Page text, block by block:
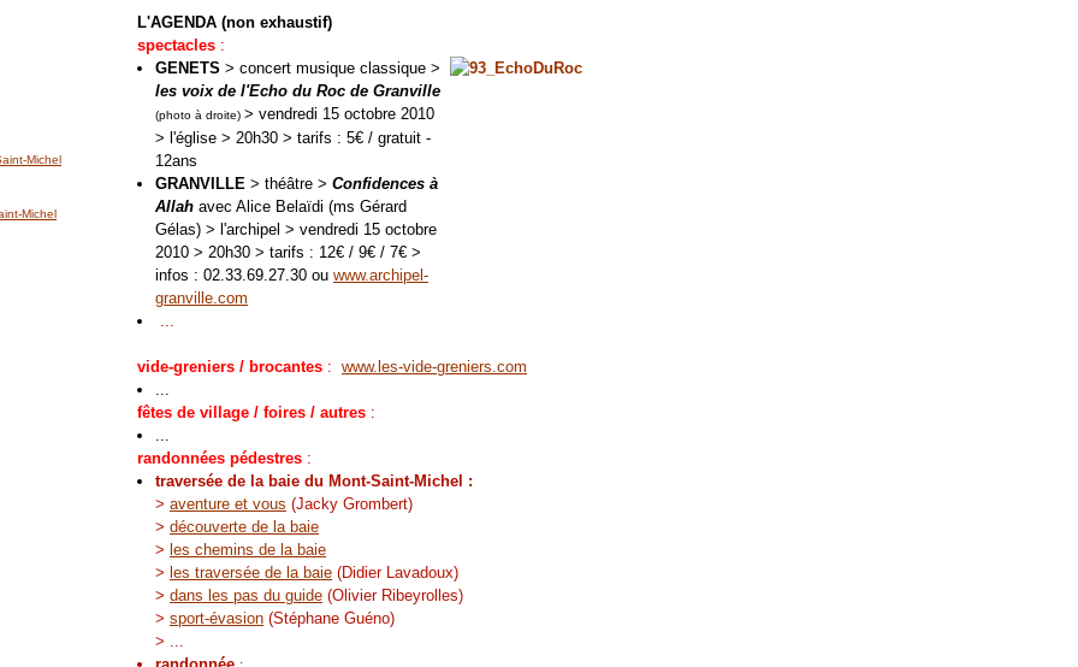
Michel
Michel
L'AGENDA (non exhaustif)
spectacles :
GENETS > concert musique classique >
les voix de l'Echo du Roc de Granville
(photo à droite) > vendredi 15 octobre 2010
> l'église > 20h30 > tarifs : 5€ / gratuit -
12ans
GRANVILLE > théâtre > Confidences à
Allah avec Alice Belaïdi (ms Gérard
Gélas) > l'archipel > vendredi 15 octobre
2010 > 20h30 > tarifs : 12€ / 9€ / 7€ >
infos : 02.33.69.27.30 ou www.archipel-
granville.com
...
vide-greniers / brocantes : www.les-vide-greniers.com
...
fêtes de village / foires / autres :
...
randonnées pédestres :
traversée de la baie du Mont-Saint-Michel :
> aventure et vous (Jacky Grombert)
> découverte de la baie
> les chemins de la baie
> les traversée de la baie (Didier Lavadoux)
> dans les pas du guide (Olivier Ribeyrolles)
> sport-évasion (Stéphane Guéno)
> ...